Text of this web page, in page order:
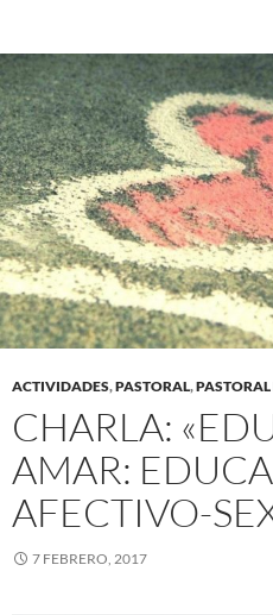
ACTIVIDADES,PASTORAL,
CHARLA:
AMAR:
AFECTIVO-
7 FEBRERO, 2017